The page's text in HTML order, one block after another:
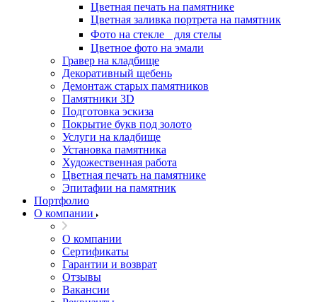
Цветная печать на памятнике
Цветная заливка портрета на памятник
Фото на стекле для стелы
Цветное фото на эмали
Гравер на кладбище
Декоративный щебень
Демонтаж старых памятников
Памятники 3D
Подготовка эскиза
Покрытие букв под золото
Услуги на кладбище
Установка памятника
Художественная работа
Цветная печать на памятнике
Эпитафии на памятник
Портфолио
О компании
О компании
Сертификаты
Гарантии и возврат
Отзывы
Вакансии